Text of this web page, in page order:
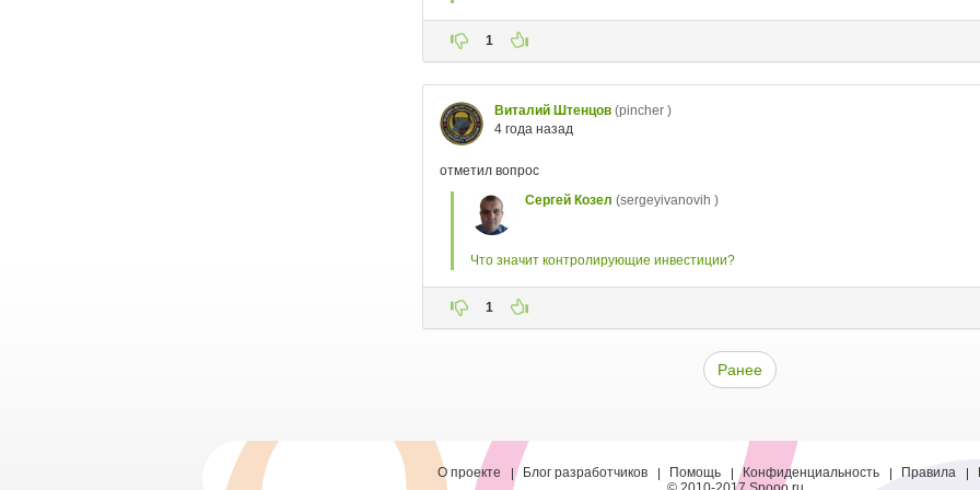
О проекте Блог разработчиков Помощь Конфиденциальность Правила